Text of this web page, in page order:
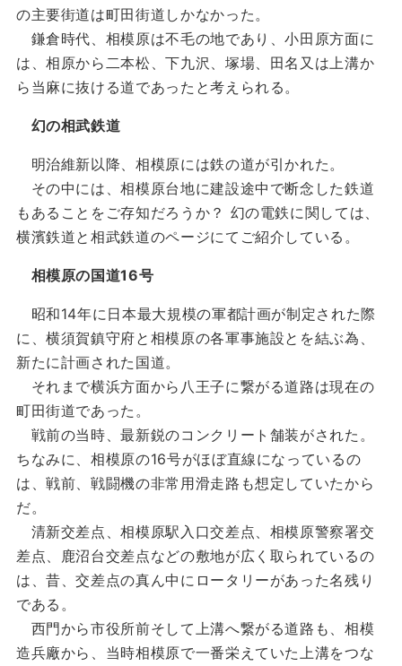
の主要街道は町田街道しかなかった。
鎌倉時代、相模原は不毛の地であり、小田原方面に
は、相原から二本松、下九沢、塚場、田名又は上溝か
ら当麻に抜ける道であったと考えられる。
幻の相武鉄道
明治維新以降、相模原には鉄の道が引かれた。
その中には、相模原台地に建設途中で断念した鉄道
もあることをご存知だろうか？ 幻の電鉄に関しては、
横濱鉄道と相武鉄道のページにてご紹介している。
相模原の国道16号
昭和14年に日本最大規模の軍都計画が制定された際
に、横須賀鎮守府と相模原の各軍事施設とを結ぶ為、
新たに計画された国道。
それまで横浜方面から八王子に繋がる道路は現在の
町田街道であった。
戦前の当時、最新鋭のコンクリート舗装がされた。
ちなみに、相模原の16号がほぼ直線になっているの
は、戦前、戦闘機の非常用滑走路も想定していたから
だ。
清新交差点、相模原駅入口交差点、相模原警察署交
差点、鹿沼台交差点などの敷地が広く取られているの
は、昔、交差点の真ん中にロータリーがあった名残り
である。
西門から市役所前そして上溝へ繋がる道路も、相模
造兵廠から、当時相模原で一番栄えていた上溝をつな